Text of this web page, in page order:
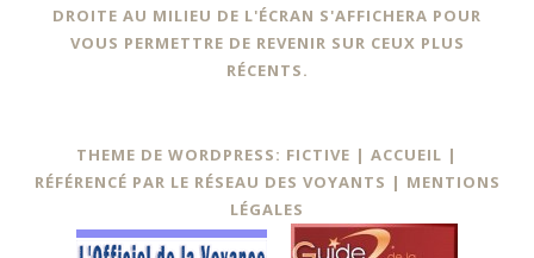
DROITE AU MILIEU DE L'ÉCRAN S'AFFICHERA POUR
VOUS PERMETTRE DE REVENIR SUR CEUX PLUS
RÉCENTS.
THEME DE WORDPRESS: FICTIVE | ACCUEIL |
RÉFÉRENCÉ PAR LE RÉSEAU DES VOYANTS | MENTIONS
LÉGALES